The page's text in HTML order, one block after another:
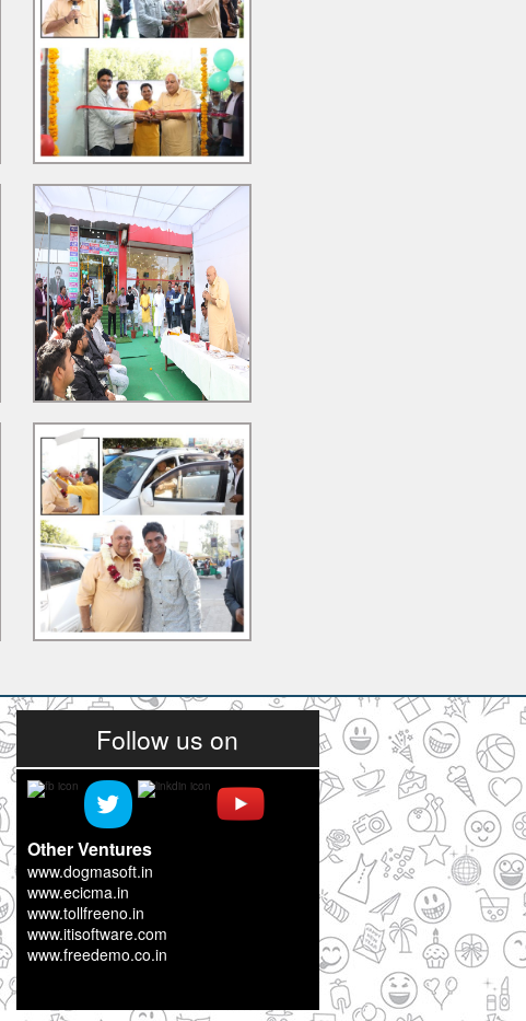
Follow us on
Other Ventures
www.dogmasoft.in
www.ecicma.in
www.tollfreeno.in
www.itisoftware.com
www.freedemo.co.in